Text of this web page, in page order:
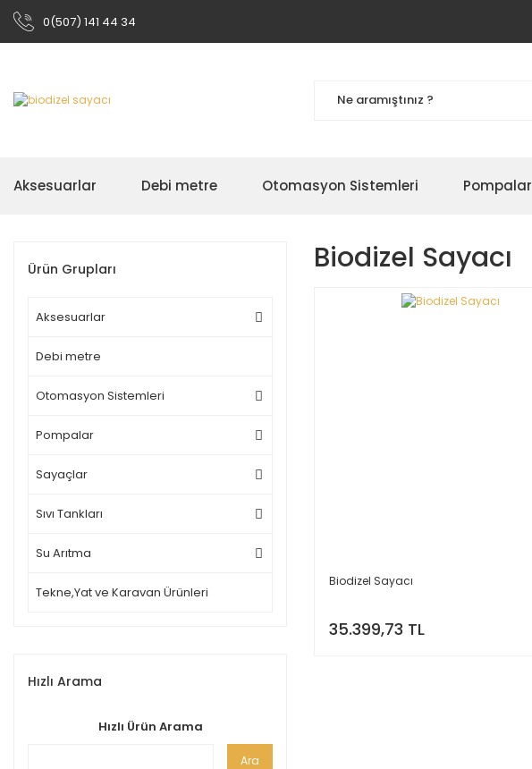
0(507) 141 44 34
Aksesuarlar Debi metre Otomasyon Sistemleri Pompalar
Ürün Grupları
Aksesuarlar
Debi metre
Otomasyon Sistemleri
Pompalar
Sayaçlar
Sıvı Tankları
Su Arıtma
Tekne,Yat ve Karavan Ürünleri
Hızlı Arama
Hızlı Ürün Arama
Ara
Biodizel Sayacı
Biodizel Sayacı
35.399,73 TL